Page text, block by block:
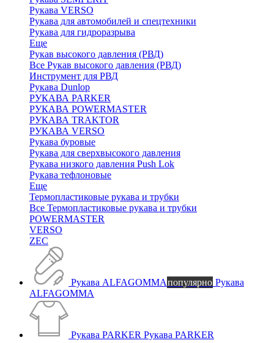
Рукава VERSO
Рукава для автомобилей и спецтехники
Рукава для гидроразрыва
Еще
Рукав высокого давления (РВД)
Все Рукав высокого давления (РВД)
Инструмент для РВД
Рукава Dunlop
РУКАВА PARKER
РУКАВА POWERMASTER
РУКАВА TRAKTOR
РУКАВА VERSO
Рукава буровые
Рукава для сверхвысокого давления
Рукава низкого давления Push Lok
Рукава тефлоновые
Еще
Термопластиковые рукава и трубки
Все Термопластиковые рукава и трубки
POWERMASTER
VERSO
ZEC
Рукава ALFAGOMMAпопулярно Рукава
ALFAGOMMA
Рукава PARKER Рукава PARKER